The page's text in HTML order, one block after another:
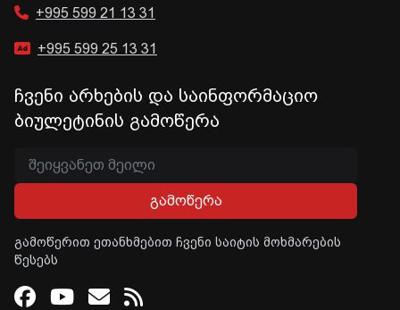
+995 599 21 13 31
+995 599 25 13 31
ჩვენი არხების და საინფორმაციო
ბიულეტინის გამოწერა
გამოწერა
გამოწერით ეთანხმებით ჩვენი საიტის მოხმარების
წესებს
Facebook
Youtube
Email
RSS